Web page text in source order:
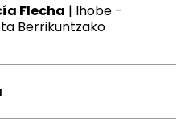
Flecha | Ihobe -
Berrikuntzako